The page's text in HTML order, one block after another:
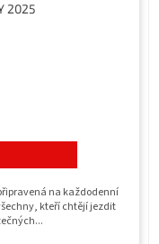
2025
na každodenní
kteří chtějí jezdit